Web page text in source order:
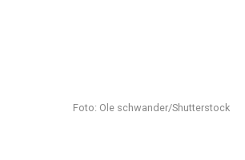
Foto: Ole schwander/Shutterstock